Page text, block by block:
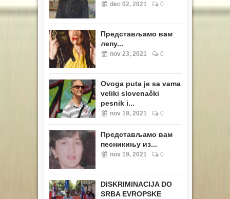
dec 02, 2021 0
Представљамо вам
лепу...
nov 23, 2021 0
Ovoga puta je sa vama
veliki slovenački
pesnik i...
nov 19, 2021 0
Представљамо вам
песникињу из...
nov 19, 2021 0
DISKRIMINACIJA DO
SRBA EVROPSKE